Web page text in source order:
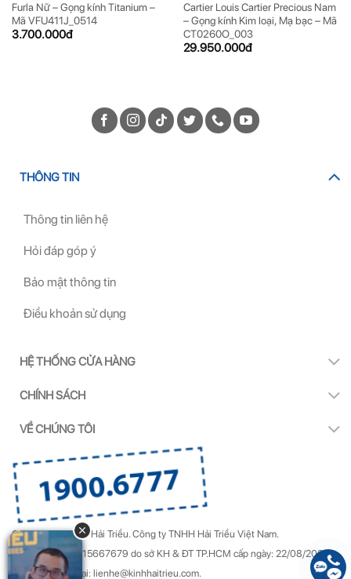
Furla Nữ – Gọng kính Titanium –
Mã VFU411J_0514
3.700.000đ
Cartier Louis Cartier Precious Nam
– Gọng kính Kim loại, Mạ bạc – Mã
CT0260O_003
29.950.000đ
THÔNG TIN
Thông tin liên hệ
Hỏi đáp góp ý
Bảo mật thông tin
Điều khoản sử dụng
HỆ THỐNG CỬA HÀNG
CHÍNH SÁCH
VỀ CHÚNG TÔI
Copyright by Kính Hải Triều.Công ty TNHH Hải Triều Việt Nam.
GPDKKD Số: 0315667679 do sở KH & ĐT TP.HCM cấp ngày: 22/08/2022.
Góp ý & Khiếu nại: lienhe@kinhhaitrieu.com.